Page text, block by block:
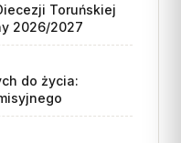
Toruńskiej
2026/2027
do życia: